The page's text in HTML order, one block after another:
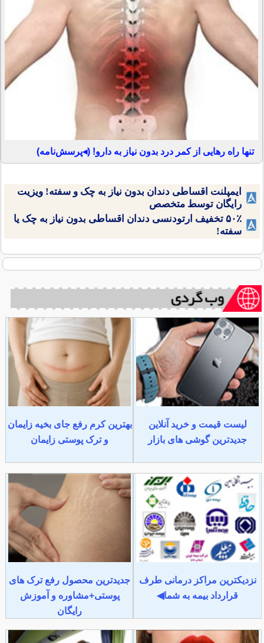
تنها راه رهایی از کمر درد بدون نیاز به دارو! (◂پرسش‌نامه)
ایمپلنت اقساطی دندان بدون نیاز به چک و سفته! ویزیت
رایگان توسط متخصص
۵۰٪ تخفیف ارتودنسی دندان اقساطی بدون نیاز به چک یا
سفته!
لیست قیمت و خرید آنلاین
جدیدترین گوشی های بازار
بهترین کرم رفع جای بخیه زایمان
و ترک پوستی زایمان
نزدیکترین مراکز درمانی طرف
قرارداد بیمه به شما◀
جدیدترین محصول رفع ترک های
پوستی+مشاوره و آموزش
رایگان